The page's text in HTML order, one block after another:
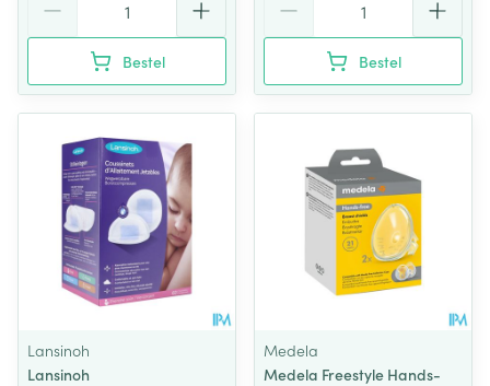
Bestel Bestel
Lansinoh
Lansinoh
Medela
Medela Freestyle Hands-